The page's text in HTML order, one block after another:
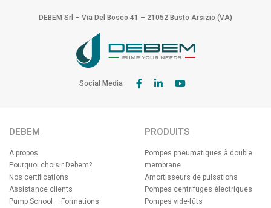
DEBEM Srl – Via Del Bosco 41 – 21052 Busto Arsizio (VA)
Social Media
DEBEM
À propos
Pourquoi choisir Debem?
Nos certifications
Assistance clients
Pump School – Formations
PRODUITS
Pompes pneumatiques à double
membrane
Amortisseurs de pulsations
Pompes centrifuges électriques
Pompes vide-fûts